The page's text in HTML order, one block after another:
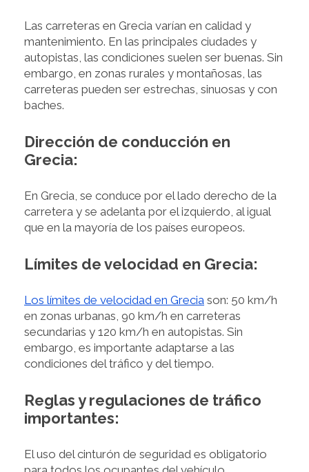
Las carreteras en Grecia varían en calidad y
mantenimiento. En las principales ciudades y
autopistas, las condiciones suelen ser buenas. Sin
embargo, en zonas rurales y montañosas, las
carreteras pueden ser estrechas, sinuosas y con
baches.
Dirección de conducción en
Grecia:
En Grecia, se conduce por el lado derecho de la
carretera y se adelanta por el izquierdo, al igual
que en la mayoría de los países europeos.
Límites de velocidad en Grecia:
Los límites de velocidad en Grecia son: 50 km/h
en zonas urbanas, 90 km/h en carreteras
secundarias y 120 km/h en autopistas. Sin
embargo, es importante adaptarse a las
condiciones del tráfico y del tiempo.
Reglas y regulaciones de tráfico
importantes:
El uso del cinturón de seguridad es obligatorio